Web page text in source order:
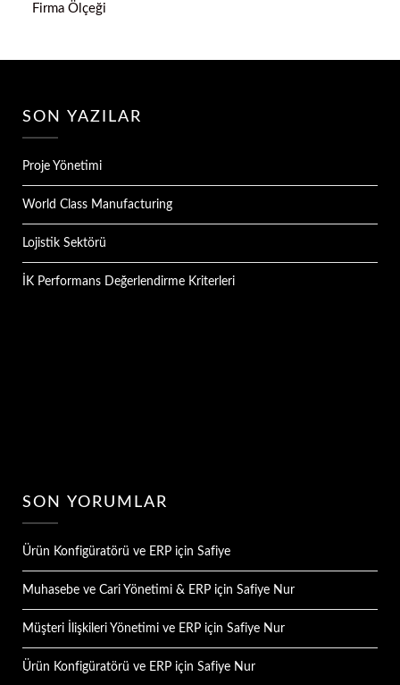
Firma Ölçeği
SON YAZILAR
Proje Yönetimi
World Class Manufacturing
Lojistik Sektörü
İK Performans Değerlendirme Kriterleri
SON YORUMLAR
Ürün Konfigüratörü ve ERP için Safiye
Muhasebe ve Cari Yönetimi & ERP için Safiye Nur
Müşteri İlişkileri Yönetimi ve ERP için Safiye Nur
Ürün Konfigüratörü ve ERP için Safiye Nur